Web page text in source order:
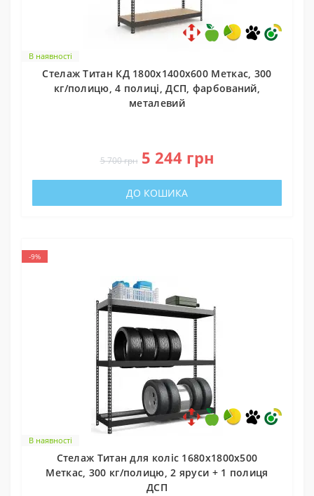
В наявності
Стелаж Титан КД 1800х1400х600 Меткас, 300
кг/полицю, 4 полиці, ДСП, фарбований,
металевий
5 700 грн 5 244 грн
ДО КОШИКА
-9%
В наявності
Стелаж Титан для коліс 1680х1800х500
Меткас, 300 кг/полицю, 2 яруси + 1 полиця
ДСП